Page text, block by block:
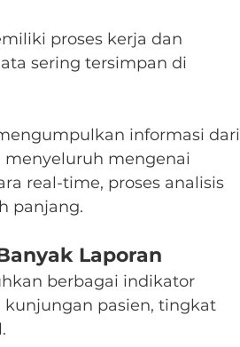
proses kerja dan
sering tersimpan di
informasi dari
mengenai
real-time, proses analisis
panjang.
Laporan
berbagai indikator
pasien, tingkat